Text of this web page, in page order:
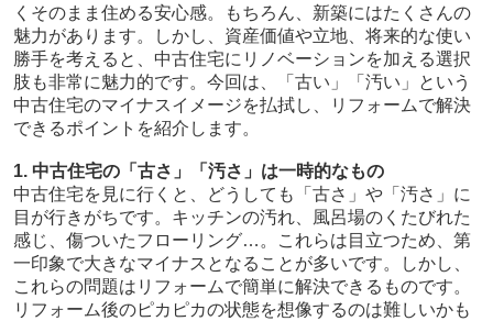
くそのまま住める安心感。もちろん、新築にはたくさんの
魅力があります。しかし、資産価値や立地、将来的な使い
勝手を考えると、中古住宅にリノベーションを加える選択
肢も非常に魅力的です。今回は、「古い」「汚い」という
中古住宅のマイナスイメージを払拭し、リフォームで解決
できるポイントを紹介します。
1. 中古住宅の「古さ」「汚さ」は一時的なもの
中古住宅を見に行くと、どうしても「古さ」や「汚さ」に
目が行きがちです。キッチンの汚れ、風呂場のくたびれた
感じ、傷ついたフローリング…。これらは目立つため、第
一印象で大きなマイナスとなることが多いです。しかし、
これらの問題はリフォームで簡単に解決できるものです。
リフォーム後のピカピカの状態を想像するのは難しいかも